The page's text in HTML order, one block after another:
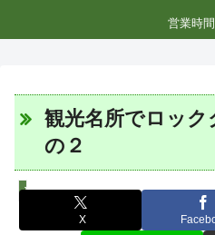
営業時
観光名所でロッ
の２
J-WETインド支部～ヨガのこころ～
X